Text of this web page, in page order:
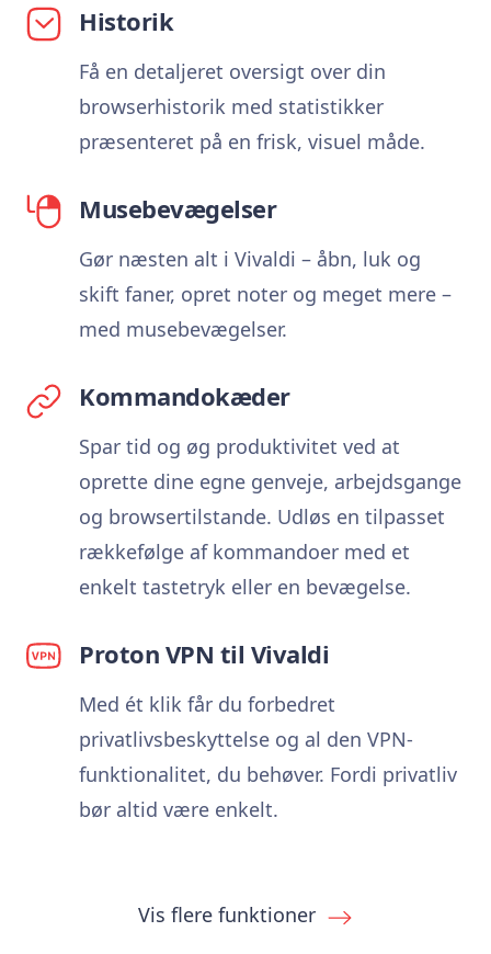
Historik
Få en detaljeret oversigt over din
browserhistorik med statistikker
præsenteret på en frisk, visuel måde.
Musebevægelser
Gør næsten alt i Vivaldi – åbn, luk og
skift faner, opret noter og meget mere –
med musebevægelser.
Kommandokæder
Spar tid og øg produktivitet ved at
oprette dine egne genveje, arbejdsgange
og browsertilstande. Udløs en tilpasset
rækkefølge af kommandoer med et
enkelt tastetryk eller en bevægelse.
Proton VPN til Vivaldi
Med ét klik får du forbedret
privatlivsbeskyttelse og al den VPN-
funktionalitet, du behøver. Fordi privatliv
bør altid være enkelt.
Vis flere funktioner